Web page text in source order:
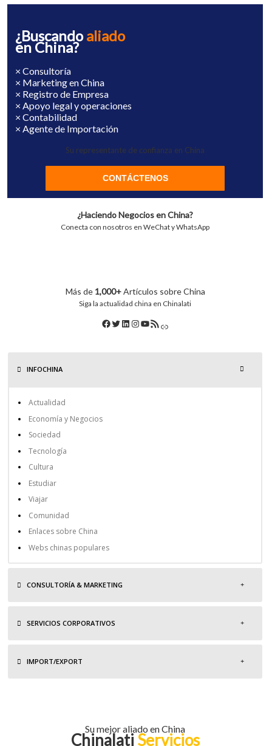
¿Buscandoaliado
en China?
× Consultoría
× Marketing en China
× Registro de Empresa
× Apoyo legal y operaciones
× Contabilidad
× Agente de Importación
Su representante de confianza en China
CONTÁCTENOS
¿Haciendo Negocios en China?
Conecta con nosotros en WeChat y WhatsApp
Más de 1,000+Artículos sobre China
Siga la actualidad china en Chinalati
INFOCHINA
Actualidad
Economía y Negocios
Sociedad
Tecnología
Cultura
Estudiar
Viajar
Comunidad
Enlaces sobre China
Webs chinas populares
CONSULTORÍA & MARKETING
SERVICIOS CORPORATIVOS
IMPORT/EXPORT
Su mejor aliado en China
Chinalati Servicios